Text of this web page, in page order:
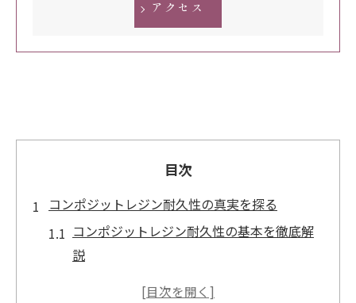
アクセス
目次
コンポジットレジン耐久性の真実を探る
コンポジットレジン耐久性の基本を徹底解
説
劣化の原因と寿命の目安を知る